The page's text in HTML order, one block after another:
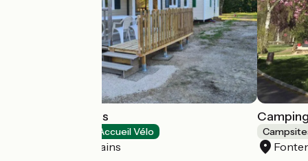
Camping les pins
Accueil Vélo
La Vôge-les-Bains